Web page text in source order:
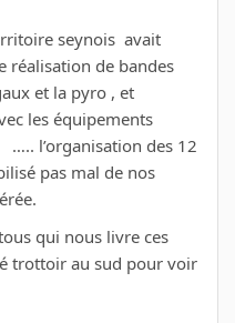
seynois avait
réalisation de bandes
et la pyro , et
les équipements
….. l’organisation des 12
pas mal de nos
qui nous livre ces
trottoir au sud pour voir